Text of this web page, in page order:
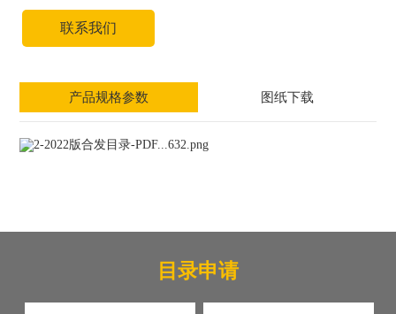
联系我们
产品规格参数 图纸下载
目录申请